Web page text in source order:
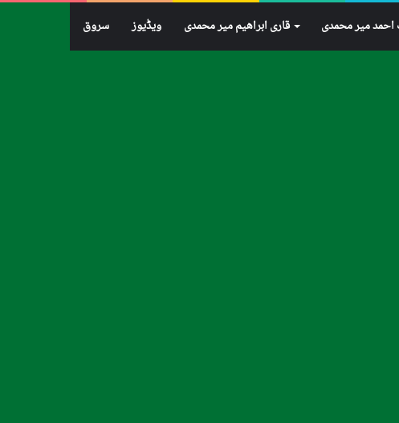
سروق ویڈیوز قاری ابراهيم میر محمدی میر محمدی